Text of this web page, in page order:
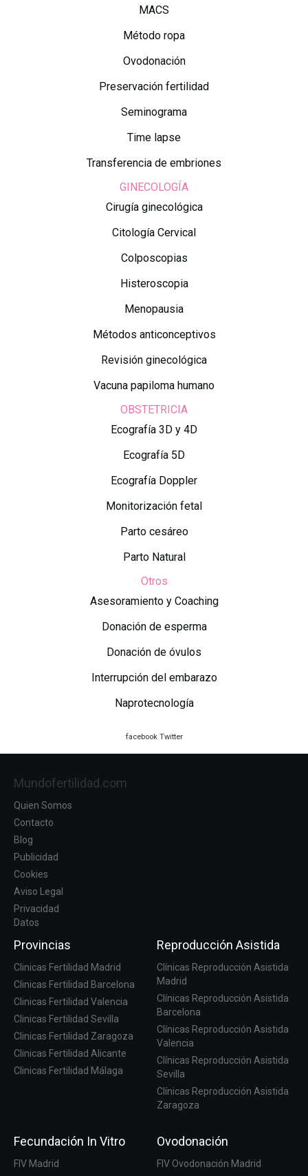
MACS
Método ropa
Ovodonación
Preservación fertilidad
Seminograma
Time lapse
Transferencia de embriones
GINECOLOGÍA
Cirugía ginecológica
Citología Cervical
Colposcopias
Histeroscopia
Menopausia
Métodos anticonceptivos
Revisión ginecológica
Vacuna papiloma humano
OBSTETRICIA
Ecografía 3D y 4D
Ecografía 5D
Ecografía Doppler
Monitorización fetal
Parto cesáreo
Parto Natural
Otros
Asesoramiento y Coaching
Donación de esperma
Donación de óvulos
Interrupción del embarazo
Naprotecnología
facebook Twitter
Mundofertilidad.com
Quien Somos
Contacto
Blog
Publicidad
Cookies
Aviso Legal
Privacidad
Datos
Provincias
Clinicas Fertilidad Madrid
Clinicas Fertilidad Barcelona
Clinicas Fertilidad Valencia
Clinicas Fertilidad Sevilla
Clinicas Fertilidad Zaragoza
Clinicas Fertilidad Alicante
Clinicas Fertilidad Málaga
Reproducción Asistida
Clínicas Reproducción Asistida
Madrid
Clínicas Reproducción Asistida
Barcelona
Clínicas Reproducción Asistida
Valencia
Clínicas Reproducción Asistida
Sevilla
Clínicas Reproducción Asistida
Zaragoza
Fecundación In Vitro
FIV Madrid
Ovodonación
FIV Ovodonación Madrid